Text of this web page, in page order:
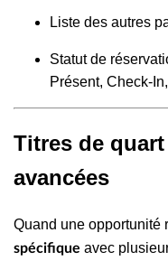
Liste des autres
Statut de
Présent, Check-
Titres de
avancées
Quand une opportunité
spécifique avec